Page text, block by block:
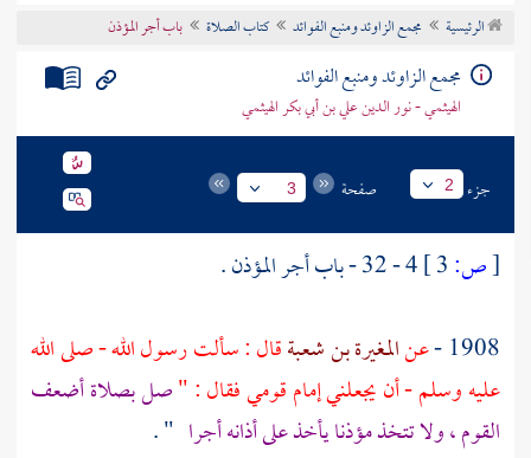
تراجم الأعلام
الرئيسية مجمع الزاوئد ومنبع الفوائد كتاب الصلاة باب أجر المؤذن
مجمع الزاوئد ومنبع الفوائد
الهيثمي - نور الدين علي بن أبي بكر الهيثمي
جزء 2 صفحة 3
[ص:
4 - 32 - باب أجر المؤذن .
1908 - عنالمغيرة بن شعبةقال : سألت رسول الله - صلى الله
عليه وسلم - أن يجعلني إمام قومي فقال : "صل بصلاة أضعف
القوم ، ولا تتخذ مؤذنا يأخذ على أذانه أجرا " .